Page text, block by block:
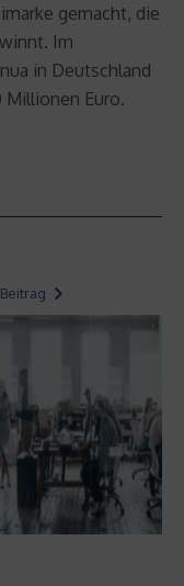
gemacht, die
Im
in Deutschland
Millionen Euro.